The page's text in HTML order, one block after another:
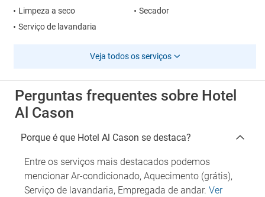
Limpeza a seco
Secador
Serviço de lavandaria
Veja todos os serviços
Perguntas frequentes sobre Hotel
Al Cason
Porque é que Hotel Al Cason se destaca?
Entre os serviços mais destacados podemos
mencionar Ar-condicionado, Aquecimento (grátis),
Serviço de lavandaria, Empregada de andar. Ver